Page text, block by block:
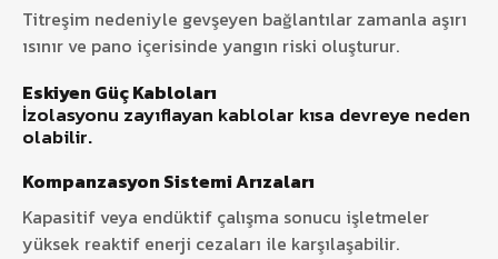
Titreşim nedeniyle gevşeyen bağlantılar zamanla aşırı
ısınır ve pano içerisinde yangın riski oluşturur.
Eskiyen Güç Kabloları
İzolasyonu zayıflayan kablolar kısa devreye neden
olabilir.
Kompanzasyon Sistemi Arızaları
Kapasitif veya endüktif çalışma sonucu işletmeler
yüksek reaktif enerji cezaları ile karşılaşabilir.